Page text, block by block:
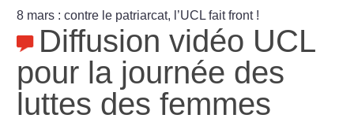
8 mars : contre le patriarcat, l’UCL fait front !
Diffusion vidéo UCL
pour la journée des
luttes des femmes